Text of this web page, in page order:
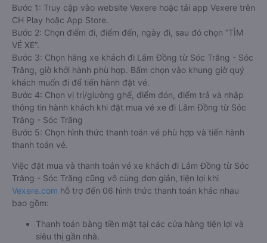
Bước 1: Truy cập vào website Vexere hoặc tải app Vexere trên
CH Play hoặc App Store.
Bước 2: Chọn điểm đi, điểm đến, ngày đi, sau đó chọn “TÌM
VÉ XE”.
Bước 3: Chọn hãng xe khách đi Lâm Đồng từ Sóc Trăng - Sóc
Trăng, giờ khởi hành phù hợp. Bấm chọn vào khung giờ quý
khách muốn đi để tiến hành đặt vé.
Bước 4: Chọn vị trí/giường ghế, điểm đón, điểm trả và nhập
thông tin hành khách khi đặt mua vé xe đi Lâm Đồng từ Sóc
Trăng - Sóc Trăng
Bước 5: Chọn hình thức thanh toán vé phù hợp và tiến hành
thanh toán vé.
Việc đặt mua và thanh toán vé xe khách đi Lâm Đồng từ Sóc
Trăng - Sóc Trăng cũng vô cùng đơn giản, tiện lợi khi
Vexere.com hỗ trợ đến 06 hình thức thanh toán khác nhau
bao gồm:
Thanh toán bằng tiền mặt tại các cửa hàng tiện lợi và
siêu thị gần nhà.